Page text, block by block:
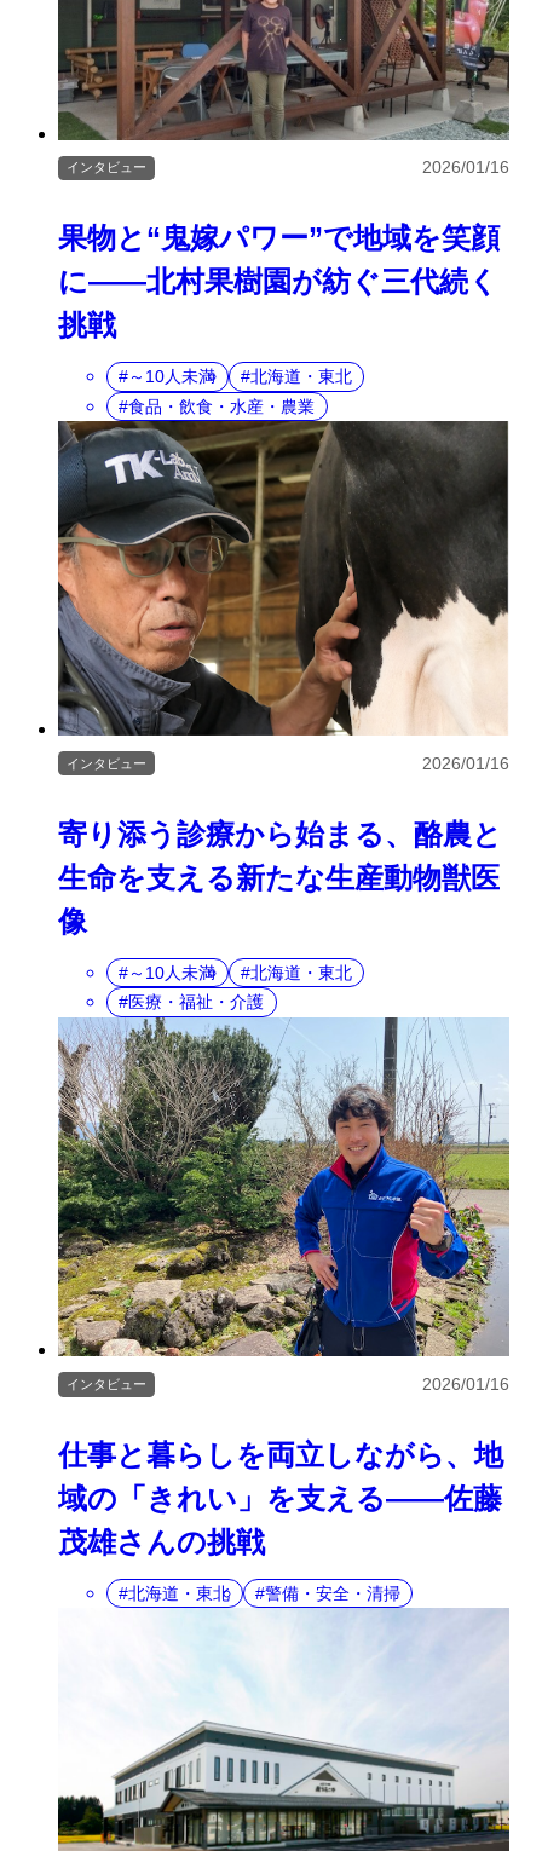
果物と“鬼嫁パワー”で地域を笑顔
に――北村果樹園が紡ぐ三代続く
挑戦
インタビュー 2026/01/16
～10人未満
北海道・東北
食品・飲食・水産・農業
寄り添う診療から始まる、酪農と
生命を支える新たな生産動物獣医
像
インタビュー 2026/01/16
～10人未満
北海道・東北
医療・福祉・介護
仕事と暮らしを両立しながら、地
域の「きれい」を支える――佐藤
茂雄さんの挑戦
インタビュー 2026/01/16
北海道・東北 警備・安全・清掃